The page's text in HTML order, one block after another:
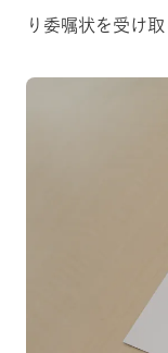
り委嘱状を受け